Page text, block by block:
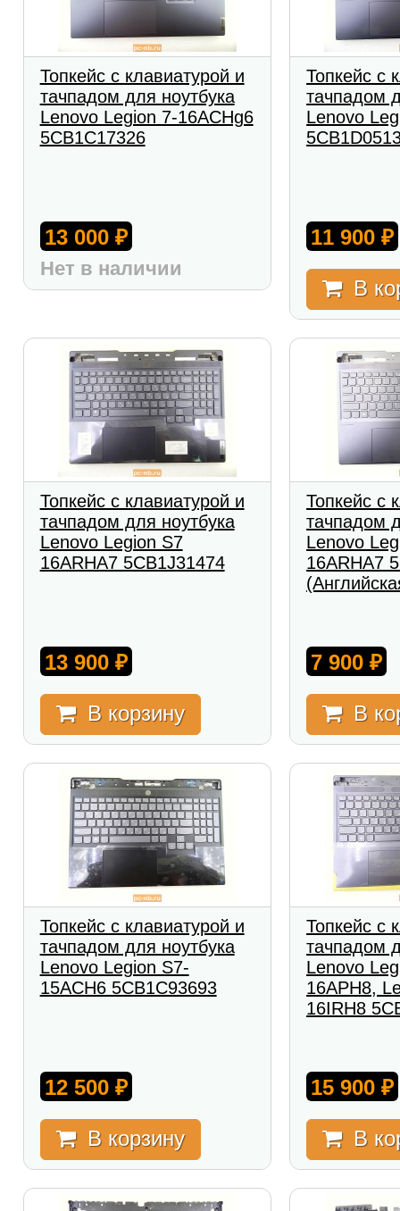
Топкейс с клавиатурой и
тачпадом для ноутбука
Lenovo Legion 7-16ACHg6
5CB1C17326
13 000 ₽
Нет в наличии
Топкейс с
тачпадом
Lenovo
11 900₽
В
Топкейс с клавиатурой и
тачпадом для ноутбука
Lenovo Legion S7
16ARHA7 5CB1J31474
13 900 ₽
В корзину
Топкейс с
тачпадом
Lenovo
16ARHA7
7 900₽
В
Топкейс с клавиатурой и
тачпадом для ноутбука
Lenovo Legion S7-
15ACH6 5CB1C93693
12 500 ₽
В корзину
Топкейс с
тачпадом
Lenovo
16APH8,
16IRH8
15 900₽
В